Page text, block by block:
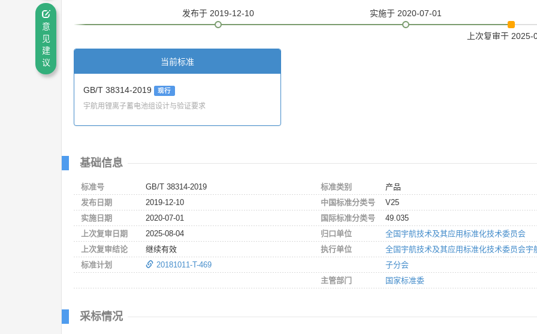
发布于 2019-12-10 实施于 2020-07-01
上次复审于 2025-
当前标准
GB/T 38314-2019 现行
宇航用锂离子蓄电池组设计与验证要求
基础信息
标准号
GB/T 38314-2019
发布日期
2019-12-10
实施日期
2020-07-01
上次复审日期
2025-08-04
上次复审结论
继续有效
标准计划
20181011-T-469
标准类别
产品
中国标准分类号
V25
国际标准分类号
49.035
归口单位
全国宇航技术及其应用标准化技术委员会
执行单位
全国宇航技术及其应用标准化技术委员会宇
子分会
主管部门
国家标准委
采标情况
意
见
建
议